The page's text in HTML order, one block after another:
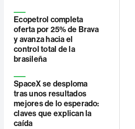
Ecopetrol completa
oferta por 25% de Brava
y avanza hacia el
control total de la
brasileña
SpaceX se desploma
tras unos resultados
mejores de lo esperado:
claves que explican la
caída